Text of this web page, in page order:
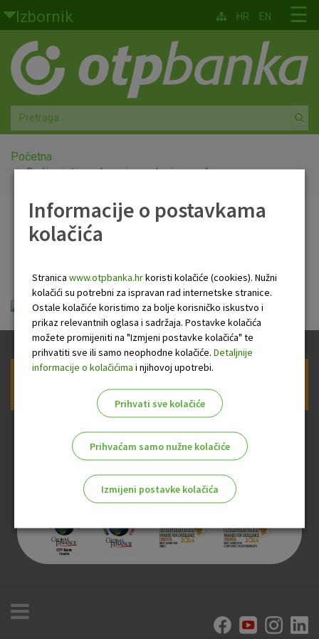
Skoči na glavni sadržaj
Izbornik
Građani
Privatno bankarstvo
Agro
Mala poduzeća i obrtnici
Globalna tržišta
O nama
☰
HR EN
Početna
Opći uvjeti poslovanja za devizne račune
Opći uvjeti poslovanja za
ou_za_devizne_racune_srpanj_2017.pdf
Informacije o postavkama
kolačića
Stranica www.otpbanka.hrkoristi kolačiće (cookies). Nužni
kolačići su potrebni za ispravan rad internetske stranice.
Ostale kolačiće koristimo za bolje korisničko iskustvo i
prikaz relevantnih oglasa i sadržaja. Postavke kolačića
možete promijeniti na "Izmjeni postavke kolačića" te
prihvatiti sve ili samo neophodne kolačiće. Detaljnije
informacije o kolačićima i njihovoj upotrebi.
Prihvati sve kolačiće
Prihvaćam samo nužne kolačiće
Izmijeni postavke kolačića
Nužni kolačići
Analitički kolačići